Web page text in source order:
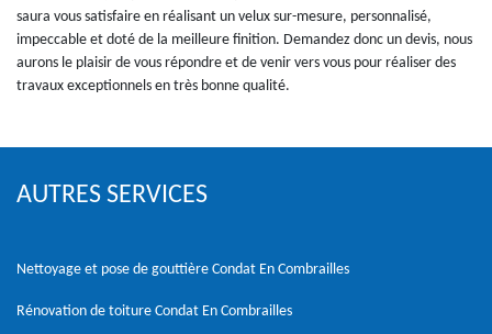
saura vous satisfaire en réalisant un velux sur-mesure, personnalisé,
impeccable et doté de la meilleure finition. Demandez donc un devis, nous
aurons le plaisir de vous répondre et de venir vers vous pour réaliser des
travaux exceptionnels en très bonne qualité.
AUTRES SERVICES
Nettoyage et pose de gouttière Condat En Combrailles
Rénovation de toiture Condat En Combrailles